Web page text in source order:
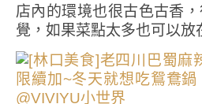
店內的環境也很古色古香
覺，如果菜點太多也可以放